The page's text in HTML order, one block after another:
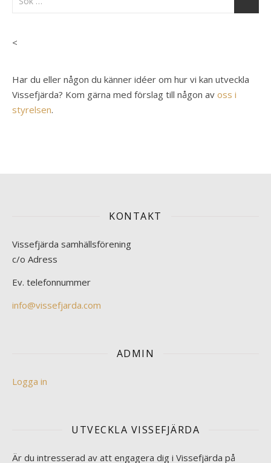
<
Har du eller någon du känner idéer om hur vi kan utveckla
Vissefjärda? Kom gärna med förslag till någon av oss i
styrelsen.
KONTAKT
Vissefjärda samhällsförening
c/o Adress
Ev. telefonnummer
info@vissefjarda.com
ADMIN
Logga in
UTVECKLA VISSEFJÄRDA
Är du intresserad av att engagera dig i Vissefjärda på